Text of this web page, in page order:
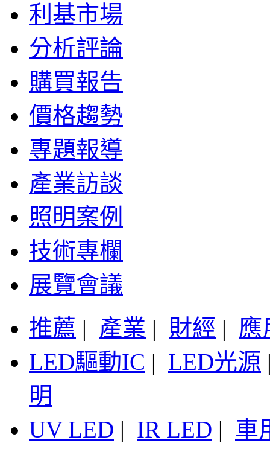
利基市場
分析評論
購買報告
價格趨勢
專題報導
產業訪談
照明案例
技術專欄
展覽會議
推薦 | 產業 | 財經 | 應
LED驅動IC | LED光源
明
UV LED | IR LED | 車